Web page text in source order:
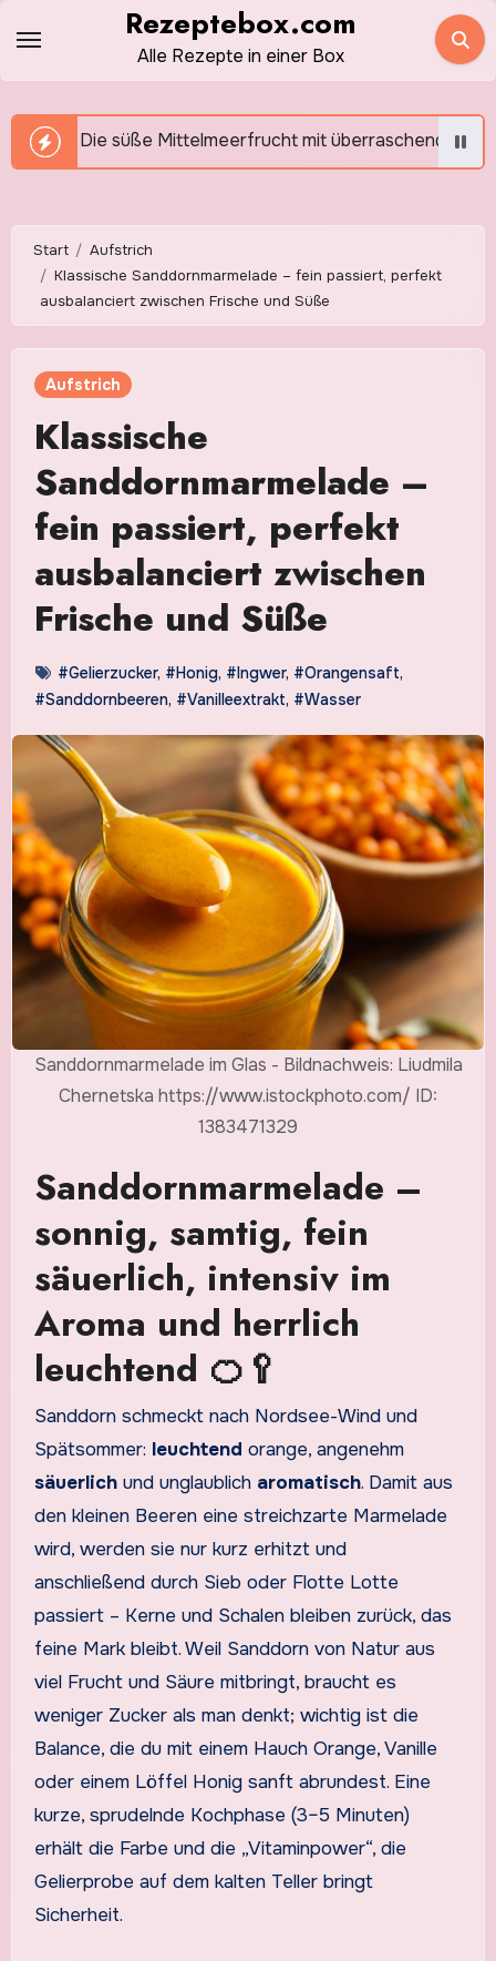
Inhalt
springen
Rezeptebox.com
Alle Rezepte in einer Box
Mittelmeerfrucht mit überraschendem Aroma
Start
Aufstrich
Klassische Sanddornmarmelade – fein passiert, perfekt
ausbalanciert zwischen Frische und Süße
Aufstrich
Klassische
Sanddornmarmelade –
fein passiert, perfekt
ausbalanciert zwischen
Frische und Süße
#Gelierzucker, #Honig, #Ingwer, #Orangensaft,
#Sanddornbeeren, #Vanilleextrakt, #Wasser
Sanddornmarmelade im Glas - Bildnachweis: Liudmila
Chernetska https://www.istockphoto.com/ ID:
1383471329
Sanddornmarmelade –
sonnig, samtig, fein
säuerlich, intensiv im
Aroma und herrlich
leuchtend 🍊🥄
Sanddorn schmeckt nach Nordsee-Wind und
Spätsommer: leuchtend orange, angenehm
säuerlichund unglaublich aromatisch. Damit aus
den kleinen Beeren eine streichzarte Marmelade
wird, werden sie nur kurz erhitzt und
anschließend durch Sieb oder Flotte Lotte
passiert – Kerne und Schalen bleiben zurück, das
feine Mark bleibt. Weil Sanddorn von Natur aus
viel Frucht und Säure mitbringt, braucht es
weniger Zucker als man denkt; wichtig ist die
Balance, die du mit einem Hauch Orange, Vanille
oder einem Löffel Honig sanft abrundest. Eine
kurze, sprudelnde Kochphase (3–5 Minuten)
erhält die Farbe und die „Vitaminpower“, die
Gelierprobe auf dem kalten Teller bringt
Sicherheit.